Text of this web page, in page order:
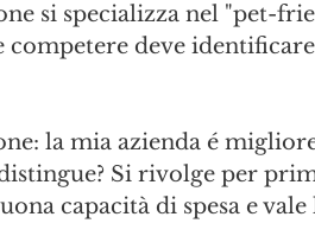
si specializza nel "pet-
deve identificare
la mia azienda é
Si rivolge per
capacità di spesa e vale